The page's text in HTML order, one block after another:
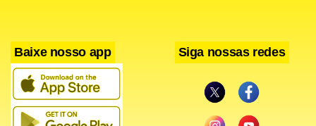
Baixe nosso app Siga nossas redes